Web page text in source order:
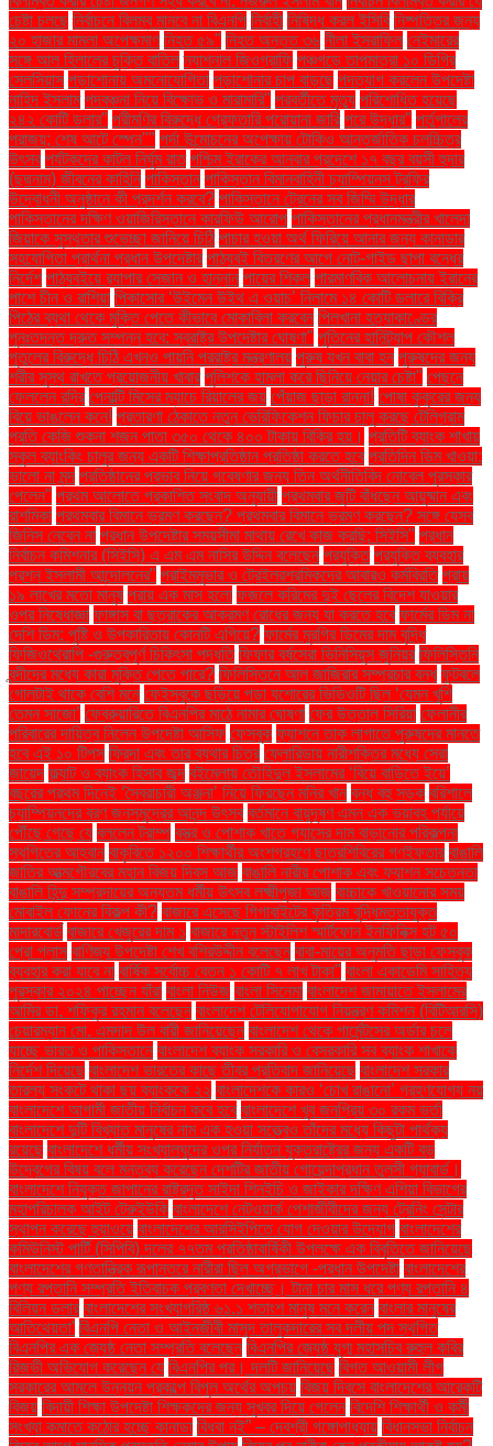
চেষ্টা চলছে নির্বাচনে বিলম্ব মানবে না বিএনপি নির্বাহী নিষিদ্ধ করল ইসিবি নিষ্পত্তির জন্য
২০ হাজার মামলা অপেক্ষমাণ নিহত ৫৯" নিহত অন্তত ৩৬ নীলা ইসরাফিল নেইমারের
সঙ্গে আল হিলালের চুক্তি বাতিল ন্যাশনাল জিওগ্রাফি পঞ্চগড়ে তাপমাত্রা ১০ ডিগ্রি
সেলসিয়াস পড়াশোনায় অমনোযোগিতা পড়াশোনার চাপ বাড়ছে পদত্যাগ করলেন উপদেষ্টা
নাহিদ ইসলাম পদবঞ্চনা নিয়ে বিক্ষোভ ও মারামারি" পরবর্তীতে মৃত্যু পরিশোধিত হয়েছে
২৪২ কোটি ডলার" পরীমণির বিরুদ্ধে গ্রেফতারি পরোয়ানা জারি পরে উদ্ধার" পর্তুগালের
পরাজয়; শেষ আটে স্পেন"" পর্দা উন্মোচনের অপেক্ষায় টোকিও আন্তর্জাতিক চলচ্চিত্র
উৎসব পর্যটকদের কাটল নির্ঘুম রাত পশ্চিম ইরাকের আনবার প্রদেশে ১৭ বছর বয়সী হুদার
(ছদ্মনাম) জীবনের কাহিনি পাকিস্তান পাকিস্তান বিমানবাহিনী চ্যাম্পিয়নস ট্রফির
উদ্বোধনী অনুষ্ঠানে কী প্রদর্শন করবে? পাকিস্তানে ট্রেনের সব জিম্মি উদ্ধার
পাকিস্তানের দক্ষিণ ওয়াজিরিস্তানে কারফিউ আরোপ পাকিস্তানের প্রধানমন্ত্রীর খালেদা
জিয়াকে সুস্থতার শুভেচ্ছা জানিয়ে চিঠি পাচার হওয়া অর্থ ফিরিয়ে আনার জন্য কানাডার
সহযোগিতা প্রার্থনা প্রধান উপদেষ্টার পাঠ্যবই বিতরণের আগে নোট-গাইড ছাপা বন্ধের
নির্দেশ পাঠ্যবইয়ে র‍্যাপার সেজান ও হান্নান পায়ের শিকল পারমাণবিক আলোচনায় ইরানের
পাশে চীন ও রাশিয়া পিকাসোর ‘উইমেন উইথ এ ওয়াচ’ নিলামে ১৪ কোটি ডলারে বিক্রি
পিঠের ব্যথা থেকে মুক্তি পেতে কীভাবে মোকাবিলা করবেন পিলখানা হত্যাকাণ্ডের
পুনঃতদন্ত দ্রুত সম্পন্ন হবে: স্বরাষ্ট্র উপদেষ্টার ঘোষণা" পুতিনের হানিট্র্যাপ কৌশল
পুতুলের বিরুদ্ধে চিঠি এখনও পায়নি পররাষ্ট্র মন্ত্রণালয় পুরুষ যখন বাবা হন পুরুষদের জন্য
শরীর সুস্থ রাখতে প্রয়োজনীয় খাবার পুলিশকে হামলা করে ছিনিয়ে নেয়ার চেষ্টা" পেছনে
ফেললেন রদ্রি পেনাল্টি মিসের ম্যাচে রিয়ালের জয় পেঁয়াজ ছাড়া রান্না! পোষা কুকুরের জন্য
বিয়ে ভাঙলেন কনে! প্রতারণা ঠেকাতে নতুন ভেরিফিকেশন ফিচার চালু করছে টেলিগ্রাম
প্রতি কেজি শুকনা শজন পাতা ৩৫০ থেকে ৪০০ টাকায় বিক্রি হয়। প্রতিটি ব্যাংক শাখায়
স্কুল ব্যাংকিং চালুর জন্য একটি শিক্ষাপ্রতিষ্ঠান প্রতিষ্ঠা করতে হবে প্রতিদিন ডিম খাওয়া:
ভালো না মন্দ প্রতিষ্ঠানের প্রভাব নিয়ে গবেষণার জন্য তিন অর্থনীতিবিদ নোবেল পুরস্কার
পেলেন" প্রথম আলোতে প্রকাশিত সংবাদ অনুযায়ী প্রথমবার জুটি বাঁধছেন আয়ুষ্মান এবং
রাশমিকা প্রথমবার বিমানে ভ্রমণ করছেন? প্রথমবার বিমানে ভ্রমণ করছেন? সঙ্গে যেসব
জিনিস নেবেন না প্রধান উপদেষ্টার সময়সীমা মাথায় রেখে কাজ করছি: সিইসি" প্রধান
নির্বাচন কমিশনার (সিইসি) এ এম এম নাসির উদ্দিন বলেছেন প্রযুক্তি প্রযুক্তি ব্যবহার
প্রশ্ন ইসলামী আন্দোলনের" প্রাইমমুভার ও ট্রেইলরশ্রমিকদের আবারও কর্মবিরতি প্রায়
১৯ লাখের মতো মানুষ প্রায় এক মাস হলো ফজলে করিমের দুই ছেলের বিদেশ যাওয়ার
ওপর নিষেধাজ্ঞা ফাঙ্গাস বা ছত্রাকের আক্রমণ রোধের জন্য যা করতে হবে ফার্মের ডিম না
দেশি ডিম: পুষ্টি ও উপকারিতায় কোনটি এগিয়ে? ফার্মের মুরগির ডিমের দাম বৃদ্ধি
ফিজিওথেরাপি -গুরুত্বপূর্ণ চিকিৎসা পদ্ধতি ফিফার বর্ষসেরা ভিনিসিয়ুস জুনিয়র ফিলিস্তিনি
বন্দীদের মধ্যে কারা মুক্তি পেতে পারে? ফিলিস্তিনে আল জাজিরার সম্প্রচার বন্ধ ফুটবলে
গোলটাই থাকে বেশি মনে ফেইসবুকে ছড়িয়ে পড়া যশোরের ভিডিওটি ছিল ‘যেমন খুশি
তেমন সাজো’ ফেব্রুয়ারিতে বিএনপির মাঠে নামার ঘোষণা ফের উত্তাল সিরিয়া ফেলানীর
পরিবারের দায়িত্ব নিলেন উপদেষ্টা আসিফ ফেসবুক ফ্যাশনে তাক লাগাতে পুরুষদের মানতে
হবে এই ১০ টিপস ফ্রিদা এবং তার ব্যথার চিত্র ফ্লোরিডায় নারীশক্তির মধ্যে সেরা
জায়েদ ফ্ল্যাট ও ব্যাংক হিসাব জব্দ বইমেলায় তৌহিদুল ইসলামের ‘বিয়ে বাড়িতে ইয়ে’
বছরের প্রথম দিনেই ‘স্বৈরাচারী অঞ্জনা’ নিয়ে ফিরছেন মনির খান বন্ধ বহু সড়ক বরিশালে
চ্যাম্পিয়নদের বরণ জনসমুদ্রের আনন্দ উৎসব বর্তমানে বায়ুদূষণ এমন এক ভয়াবহ পর্যায়ে
পৌঁছে গেছে যে বললেন ট্রাম্প বস্ত্র ও পোশাক খাতে গ্যাসের দাম বাড়ানোর পরিকল্পনা
স্থগিতের আহ্বান বাকৃবিতে ১২০০ শিক্ষার্থীর অংশগ্রহণে ছাত্রশিবিরের গণইফতার বাঙালি
জাতির আত্মগৌরবের মহান বিজয় দিবস আজ বাঙালি নারীর পোশাক এবং ফ্যাশন সচেতনতা
বাঙালি হিন্দু সম্প্রদায়ের অন্যতম ধর্মীয় উৎসব লক্ষ্মীপূজা আজ বাচ্চাকে খাওয়ানোর সময়
মোবাইল ফোনের বিকল্প কী? বাজারে এসেছে গিগাবাইটের কৃত্রিম বুদ্ধিমত্তাযুক্ত
মাদারবোর্ড বাজারে খেজুরের দাম ১ বাজারে নতুন স্টাইলিশ স্মার্টফোন ইনফিনিক্স হট ৫০
প্রো প্লাস বাণিজ্য উপদেষ্টা শেখ বশিরউদ্দীন বলেছেন বাবা-মায়ের অনুমতি ছাড়া ফেসবুক
ব্যবহার করা যাবে না বার্ষিক সর্বোচ্চ বেতন ১ কোটি ৭ লাখ টাকা" বাংলা একাডেমি সাহিত্য
পুরস্কার ২০২৪ পাচ্ছেন যাঁরা বাংলা নিউজ বাংলা সিনেমা বাংলাদেশ জামায়াতে ইসলামের
আমির ডা. শফিকুর রহমান বলেছেন বাংলাদেশ টেলিযোগাযোগ নিয়ন্ত্রণ কমিশন (বিটিআরসি)
চেয়ারম্যান মো. এমদাদ উল বারী জানিয়েছেন বাংলাদেশ থেকে গার্মেন্টসের অর্ডার চলে
যাচ্ছে ভারত ও পাকিস্তানে বাংলাদেশ ব্যাংক সরকারি ও বেসরকারি সব ব্যাংক শাখাকে
নির্দেশ দিয়েছে বাংলাদেশ ভারতের কাছে তীব্র প্রতিবাদ জানিয়েছে বাংলাদেশ সরকার
তারল্য সংকটে থাকা ছয় ব্যাংককে ২২ বাংলাদেশকে কারও ‘চোখ রাঙানো’ গ্রহণযোগ্য নয়
বাংলাদেশে আগামী জাতীয় নির্বাচন কবে হবে বাংলাদেশে খুব জনপ্রিয় ৩০ রকম ভর্তা
বাংলাদেশে দুটি বিখ্যাত মানুষের নাম এক হওয়া সত্ত্বেও তাঁদের মধ্যে কিছুটা পার্থক্য
রয়েছে বাংলাদেশে ধর্মীয় সংখ্যালঘুদের ওপর নির্যাতন যুক্তরাষ্ট্রের জন্য একটি বড়
উদ্বেগের বিষয় বলে মন্তব্য করেছেন দেশটির জাতীয় গোয়েন্দাপ্রধান তুলসী গ্যাবার্ড।
বাংলাদেশে নিযুক্ত জাপানের রাষ্ট্রদূত সাইদা শিনইচি ও জাইকার দক্ষিণ এশিয়া বিভাগের
মহাপরিচালক আইট টেরুইউকি বাংলাদেশে নেটওয়ার্ক পেশাজীবীদের জন্য ট্রেনিং সেন্টার
স্থাপন করেছে হুয়াওয়ে বাংলাদেশের আরসিইপিতে যোগ দেওয়ার উদ্যোগ বাংলাদেশের
কমিউনিস্ট পার্টি (সিপিবি) দলের ৭৭তম প্রতিষ্ঠাবার্ষিকী উপলক্ষে এক বিবৃতিতে জানিয়েছে
বাংলাদেশের গণতান্ত্রিক রূপান্তরে নারীরা ছিল অগ্রভাগে -প্রধান উপদেষ্টা বাংলাদেশের
পণ্য রপ্তানি সম্প্রতি ইতিবাচক প্রবণতা দেখাচ্ছে। টানা চার মাস ধরে পণ্য রপ্তানি ৪
বিলিয়ন ডলার বাংলাদেশের সংখ্যাগরিষ্ঠ ৬১.১ শতাংশ মানুষ মনে করেন বাংলার মানুষের
আতিথেয়তা' বিএনপি নেতা ও আইনজীবী মাসুদ তালুকদারের সব দলীয় পদ স্থগিত
বিএনপির এক জ্যেষ্ঠ নেতা সম্প্রতি বলেছেন বিএনপির জ্যেষ্ঠ যুগ্ম মহাসচিব রুহুল কবির
রিজভী অভিযোগ করেছেন যে বিএনপির পর। দলটি জানিয়েছে বিগত আওয়ামী লীগ
সরকারের আমলে উন্নয়ন প্রকল্পে বিপুল অর্থের অপচয় বিজয় দিবসে বাংলাদেশের আরেকটি
বিজয় বিদায়ী শিক্ষা উপদেষ্টা শিক্ষকদের জন্য সুখবর দিয়ে গেলেন বিদেশি শিক্ষার্থী ও কর্মী
সংখ্যা কমাতে কঠোর হচ্ছে কানাডা বিধবা নই” – দেবশ্রী গঙ্গোপাধ্যায় বিধানসভা নির্বাচন